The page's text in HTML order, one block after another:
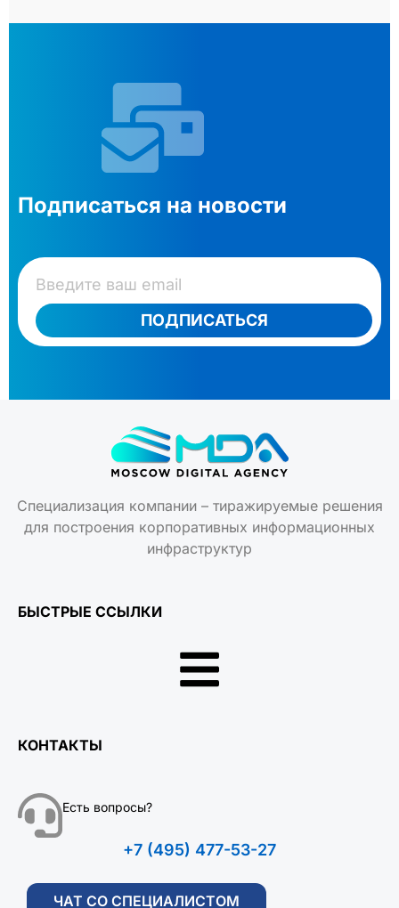
Подписаться на новости
ПОДПИСАТЬСЯ
Специализация компании – тиражируемые решения
для построения корпоративных информационных
инфраструктур
БЫСТРЫЕ ССЫЛКИ
КОНТАКТЫ
Есть вопросы?
+7 (495) 477-53-27
ЧАТ СО СПЕЦИАЛИСТОМ